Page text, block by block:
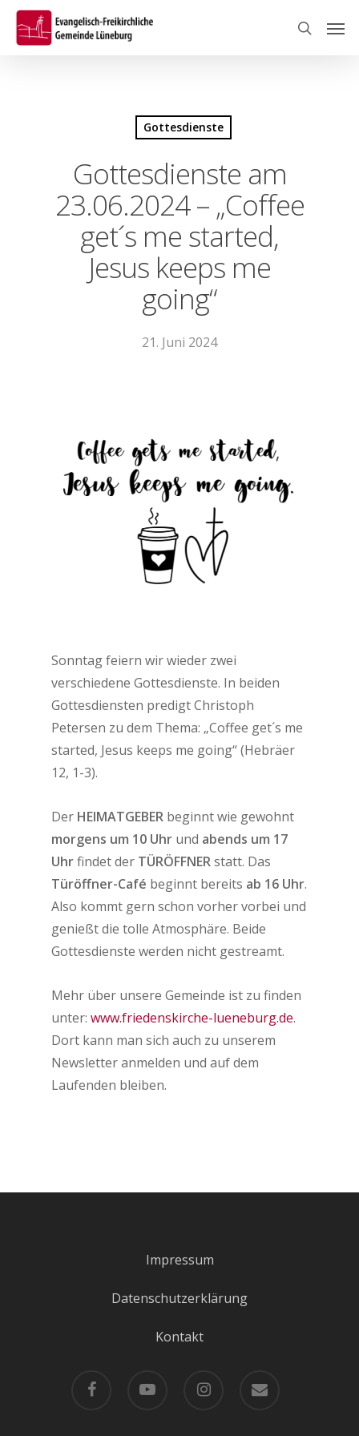
Skip
search
Gottesdienste
Gottesdienste am
23.06.2024 – „Coffee
get´s me started,
Jesus keeps me
going“
21. Juni 2024
Sonntag feiern wir wieder zwei
verschiedene Gottesdienste. In beiden
Gottesdiensten predigt Christoph
Petersen zu dem Thema: „Coffee get´s me
started, Jesus keeps me going“ (Hebräer
12, 1-3).
Der HEIMATGEBER beginnt wie gewohnt
morgens um 10 Uhr und abends um 17
Uhrfindet der TÜRÖFFNERstatt. Das
Türöffner-Café beginnt bereits ab 16 Uhr.
Also kommt gern schon vorher vorbei und
genießt die tolle Atmosphäre. Beide
Gottesdienste werden nicht gestreamt.
Mehr über unsere Gemeinde ist zu finden
unter: www.friedenskirche-lueneburg.de.
Dort kann man sich auch zu unserem
Newsletter anmelden und auf dem
Laufenden bleiben.
Impressum
Datenschutzerklärung
Kontakt
facebook instagram